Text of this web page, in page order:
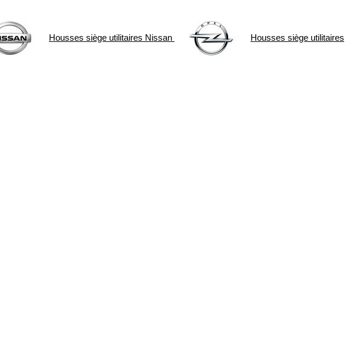
Housses siège utilitaires Nissan Housses siège utilitaires